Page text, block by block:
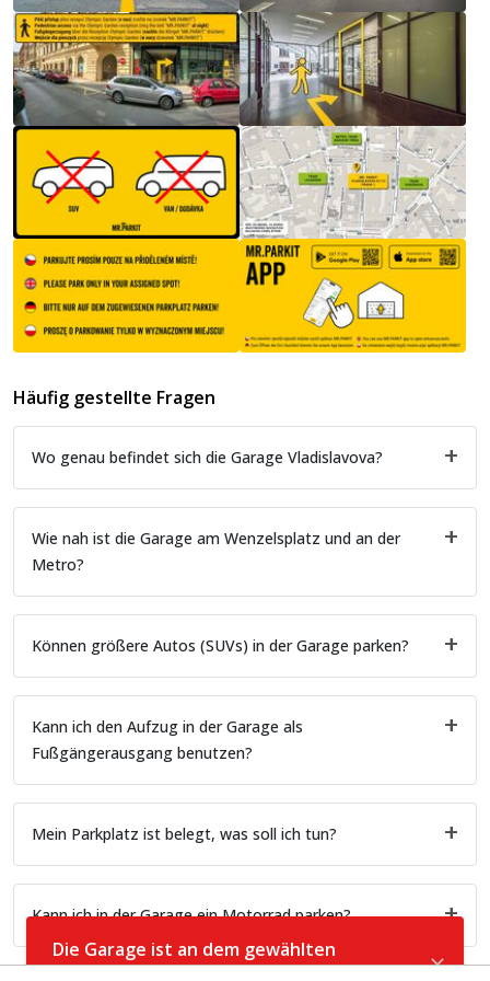
Die Garage ist an dem gewählten
Häufig gestellte Fragen
Wo genau befindet sich die Garage Vladislavova?
Wie nah ist die Garage am Wenzelsplatz und an der
Metro?
Können größere Autos (SUVs) in der Garage parken?
Kann ich den Aufzug in der Garage als
Fußgängerausgang benutzen?
Mein Parkplatz ist belegt, was soll ich tun?
Kann ich in der Garage ein Motorrad parken?